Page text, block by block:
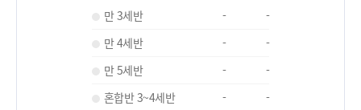
만 3세반 -
-
만 4세반
-
-
만 5세반
-
-
혼합반 3~4세반
-
-